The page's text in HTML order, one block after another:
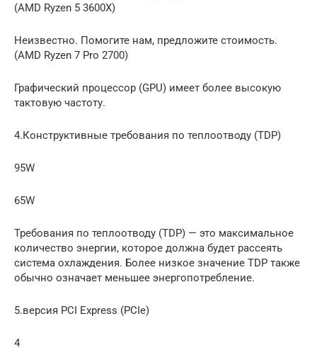
(AMD Ryzen 5 3600X)
Неизвестно. Помогите нам, предложите стоимость.
(AMD Ryzen 7 Pro 2700)
Графический процессор (GPU) имеет более высокую
тактовую частоту.
4.Конструктивные требования по теплоотводу (TDP)
95W
65W
Требования по теплоотводу (TDP) — это максимальное
количество энергии, которое должна будет рассеять
система охлаждения. Более низкое значение TDP также
обычно означает меньшее энергопотребление.
5.версия PCI Express (PCIe)
4